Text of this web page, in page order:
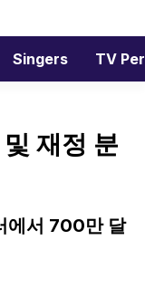
Singers TV
재정 분
서 700만 달